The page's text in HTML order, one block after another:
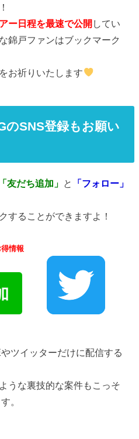
ー日程を最速で公開 してい
錦戸ファンはブックマーク
お祈りいたします
のSNS登録もお願い
「友だち追加」 と
「フォロー」
することができますよ！
情報
ツイッターだけに配信する
うな裏技的な案件もこっそ
。